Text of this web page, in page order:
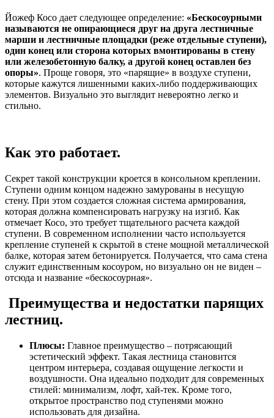
Йожеф Косо дает следующее определение: «Бескосоурными
называются не опирающиеся друг на друга лестничные
марши и лестничные площадки (реже отдельные ступени),
один конец или сторона которых вмонтированы в стену
или железобетонную балку, а другой конец оставлен без
опоры». Проще говоря, это «парящие» в воздухе ступени,
которые кажутся лишенными каких-либо поддерживающих
элементов. Визуально это выглядит невероятно легко и
стильно.
Как это работает.
Секрет такой конструкции кроется в консольном креплении.
Ступени одним концом надежно замурованы в несущую
стену. При этом создается сложная система армирования,
которая должна компенсировать нагрузку на изгиб. Как
отмечает Косо, это требует тщательного расчета каждой
ступени. В современном исполнении часто используется
крепление ступеней к скрытой в стене мощной металлической
балке, которая затем бетонируется. Получается, что сама стена
служит единственным косоуром, но визуально он не виден –
отсюда и название «бескосоурная».
Преимущества и недостатки парящих
лестниц.
Плюсы: Главное преимущество – потрясающий
эстетический эффект. Такая лестница становится
центром интерьера, создавая ощущение легкости и
воздушности. Она идеально подходит для современных
стилей: минимализм, лофт, хай-тек. Кроме того,
открытое пространство под ступенями можно
использовать для дизайна.